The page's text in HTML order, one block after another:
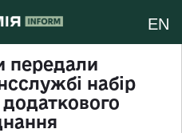
EN
передали
набір